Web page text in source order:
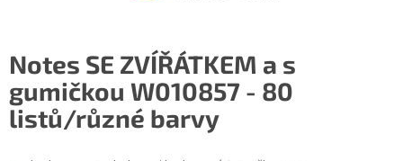
Notes SE ZVÍŘÁTKEM a s
gumičkou W010857 - 80
listů/různé barvy